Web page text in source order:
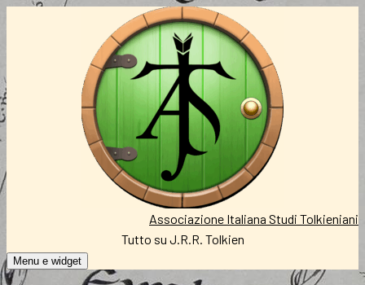
Associazione Italiana Studi Tolkieniani
Tutto su J.R.R. Tolkien
Menu e widget